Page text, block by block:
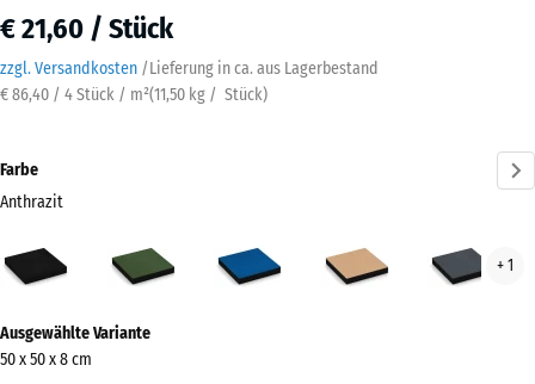
€ 21,60 / Stück
zzgl. Versandkosten /Lieferung in ca. aus Lagerbestand
€ 86,40 / 4 Stück / m²(11,50 kg / Stück)
Farbe
Anthrazit
(active)
Himmelblau Sandbeige
+ 1
Informationen
zu
Ausgewählte Variante
50 x 50 x 8 cm